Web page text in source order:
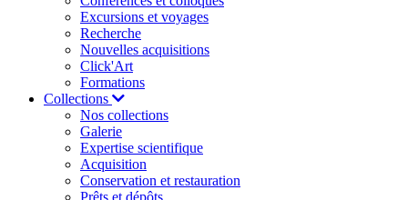
Excursions et voyages
Recherche
Nouvelles acquisitions
Click'Art
Formations
Collections
Nos collections
Galerie
Expertise scientifique
Acquisition
Conservation et restauration
Prêts et dépôts